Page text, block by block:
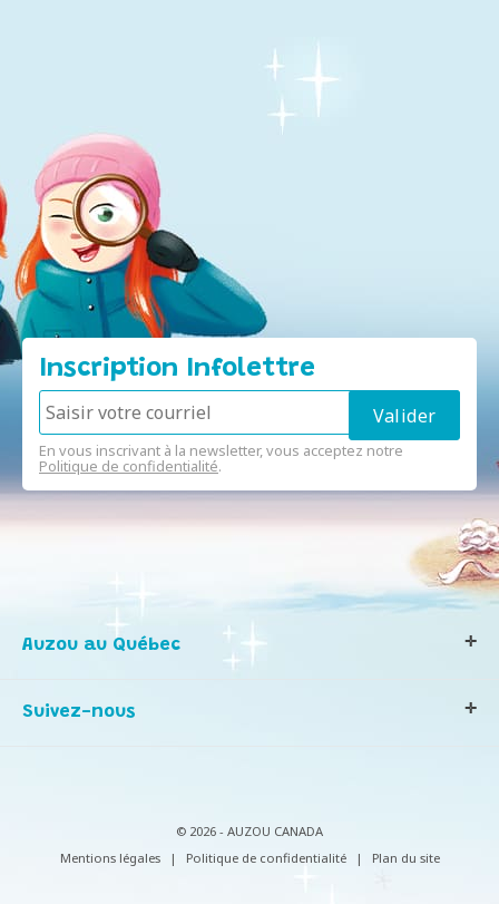
Inscription Infolettre
En vous inscrivant à la newsletter, vous acceptez notre
Politique de confidentialité.
Auzou au Québec
Notre histoire
Infos consommateurs
Suivez-nous
© 2026 - AUZOU CANADA
Mentions légales
| Politique de confidentialité | Plan du site